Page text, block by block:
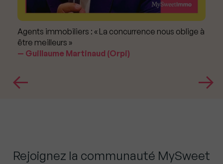
Agents immobiliers : « La concurrence nous oblige à
être meilleurs »
Guillaume Martinaud (Orpi)
Rejoignez la communauté MySweet